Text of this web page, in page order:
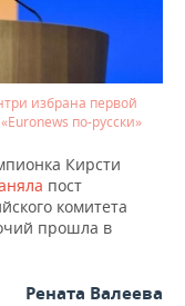
избрана первой
по-русски»
Кирсти
пост
комитета
прошла в
Рената Валеева